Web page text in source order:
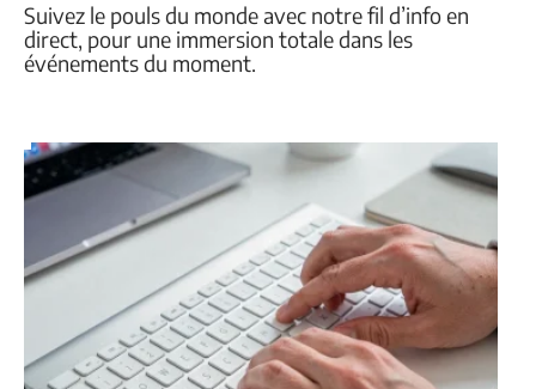
Suivez le pouls du monde avec notre fil d’info en
direct, pour une immersion totale dans les
événements du moment.